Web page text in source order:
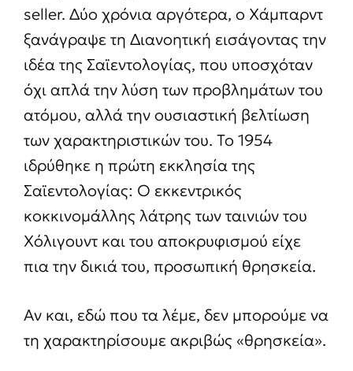
seller. Δύο χρόνια αργότερα, ο Χάμπαρντ
ξανάγραψε τη Διανοητική εισάγοντας την
ιδέα της Σαϊεντολογίας, που υποσχόταν
όχι απλά την λύση των προβλημάτων του
ατόμου, αλλά την ουσιαστική βελτίωση
των χαρακτηριστικών του. Το 1954
ιδρύθηκε η πρώτη εκκλησία της
Σαϊεντολογίας: Ο εκκεντρικός
κοκκινομάλλης λάτρης των ταινιών του
Χόλιγουντ και του αποκρυφισμού είχε
πια την δικιά του, προσωπική θρησκεία.
Αν και, εδώ που τα λέμε, δεν μπορούμε να
τη χαρακτηρίσουμε ακριβώς «θρησκεία».